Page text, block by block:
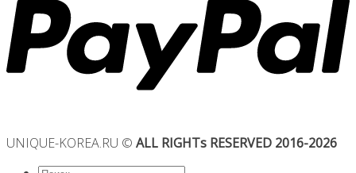
UNIQUE-KOREA.RU © ALL RIGHTs RESERVED 2016-2026